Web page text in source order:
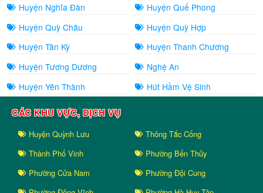
Huyện Nghĩa Đàn
Huyện Quế Phong
Huyện Quỳ Châu
Huyện Quỳ Hợp
Huyện Tân Kỳ
Huyện Thanh Chương
Huyện Tương Dương
Nghệ An
Huyện Yên Thành
Hút Hầm Vệ Sinh
CÁC KHU VỰC, DỊCH VỤ
Huyện Quỳnh Lưu
Thông Tắc Cống
Thành Phố Vinh
Phường Bến Thủy
Phường Cửa Nam
Phường Đội Cung